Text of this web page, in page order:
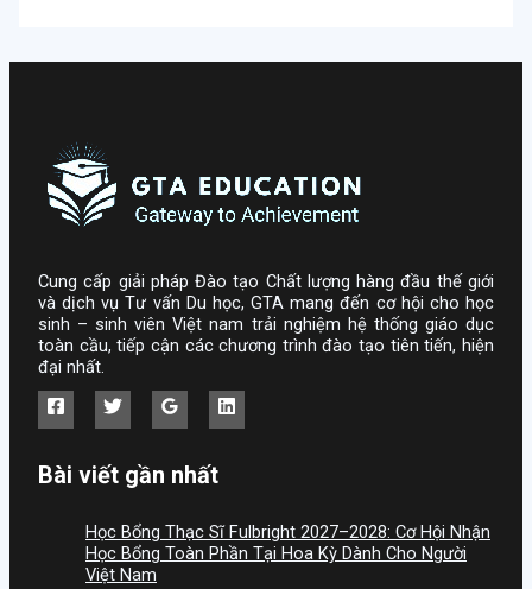
Cung cấp giải pháp Đào tạo Chất lượng hàng đầu thế giới
và dịch vụ Tư vấn Du học, GTA mang đến cơ hội cho học
sinh – sinh viên Việt nam trải nghiệm hệ thống giáo dục
toàn cầu, tiếp cận các chương trình đào tạo tiên tiến, hiện
đại nhất.
Bài viết gần nhất
Học Bổng Thạc Sĩ Fulbright 2027–2028: Cơ Hội Nhận
Học Bổng Toàn Phần Tại Hoa Kỳ Dành Cho Người
Việt Nam